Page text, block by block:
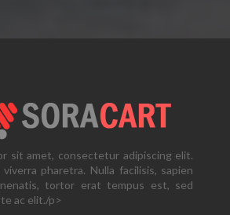
sit amet, consectetur adipiscing elit.
pharetra. Nulla facilisis, sapien
tortor erat tempus est, sed
ac elit./p>